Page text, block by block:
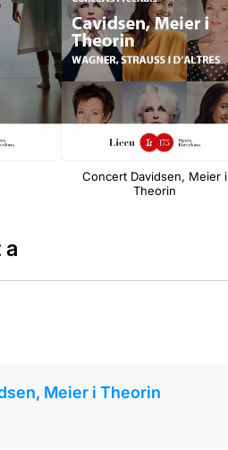
Concert Davidsen, Meier i
Theorin
a
Meier i Theorin